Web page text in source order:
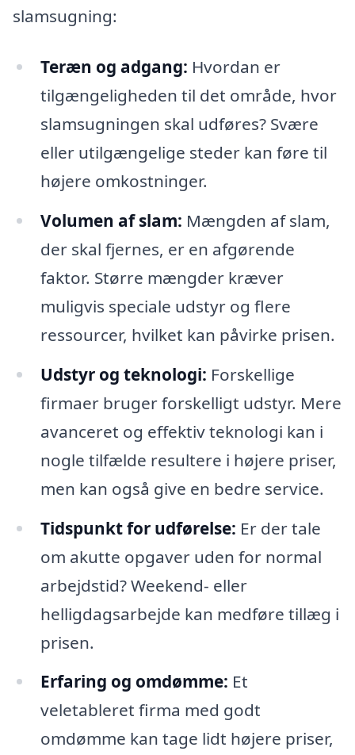
slamsugning:
Teræn og adgang: Hvordan er
tilgængeligheden til det område, hvor
slamsugningen skal udføres? Svære
eller utilgængelige steder kan føre til
højere omkostninger.
Volumen af slam: Mængden af slam,
der skal fjernes, er en afgørende
faktor. Større mængder kræver
muligvis speciale udstyr og flere
ressourcer, hvilket kan påvirke prisen.
Udstyr og teknologi: Forskellige
firmaer bruger forskelligt udstyr. Mere
avanceret og effektiv teknologi kan i
nogle tilfælde resultere i højere priser,
men kan også give en bedre service.
Tidspunkt for udførelse: Er der tale
om akutte opgaver uden for normal
arbejdstid? Weekend- eller
helligdagsarbejde kan medføre tillæg i
prisen.
Erfaring og omdømme: Et
veletableret firma med godt
omdømme kan tage lidt højere priser,